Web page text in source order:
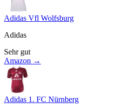
Adidas Vfl Wolfsburg
Adidas
Sehr gut
Amazon →
Adidas 1. FC Nürnberg